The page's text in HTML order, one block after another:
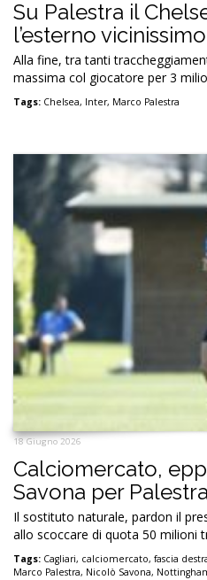
Su Palestra il
l’esterno
Alla fine, tra tanti
massima col giocatore per 3
Tags: Chelsea, Inter, Marco Palestra
18 Giugno 2026
Calciomercato,
Savona per
Il sostituto naturale, pardon il
allo scoccare di quota 50 milioni
Tags: Cagliari, calciomercato, fascia
Marco Palestra, Nicolò Savona,